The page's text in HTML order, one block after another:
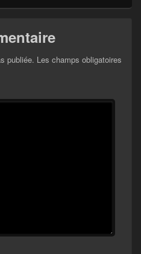
publiée. Les champs obligatoires